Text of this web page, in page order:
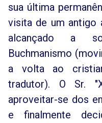
sua última
visita de um antigo
alcançado a
Buchmanismo
a volta ao
tradutor). O Sr.
aproveitar-se dos
e finalmente